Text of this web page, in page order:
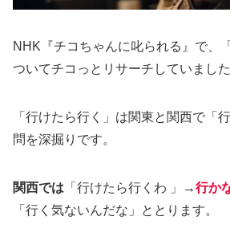
NHK『チコちゃんに叱られる』で、
ついてチコっとリサーチしていまし
「行けたら行く」は関東と関西で「
問を深掘りです。
関西では 「行けたら行くわ 」→行か
「行く気ないんだな」ととります。